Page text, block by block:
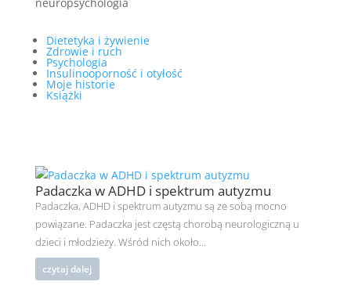
Dietetyka i żywienie
Zdrowie i ruch
Psychologia
Insulinooporność i otyłość
Moje historie
Książki
Padaczka w ADHD i spektrum autyzmu
Padaczka, ADHD i spektrum autyzmu są ze sobą mocno
powiązane. Padaczka jest częstą chorobą neurologiczną u
dzieci i młodzieży. Wśród nich około...
czytaj dalej